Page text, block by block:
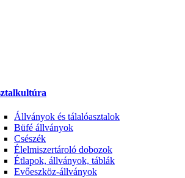
Állványok és tálalóasztalok
Büfé állványok
Csészék
Élelmiszertároló dobozok
Étlapok, állványok, táblák
Evőeszköz-állványok